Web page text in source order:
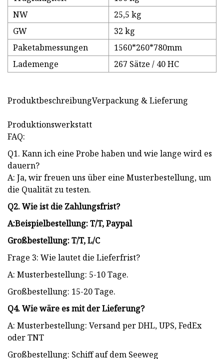
NW
25,5 kg
GW
32 kg
Paketabmessungen
1560*260*780mm
Lademenge
267 Sätze / 40 HC
ProduktbeschreibungVerpackung & Lieferung
Produktionswerkstatt
FAQ:
Q1. Kann ich eine Probe haben und wie lange wird es
dauern?
A: Ja, wir freuen uns über eine Musterbestellung, um
die Qualität zu testen.
Q2. Wie ist die Zahlungsfrist?
A:Beispielbestellung: T/T, Paypal
Großbestellung: T/T, L/C
Frage 3: Wie lautet die Lieferfrist?
A: Musterbestellung: 5-10 Tage.
Großbestellung: 15-20 Tage.
Q4. Wie wäre es mit der Lieferung?
A: Musterbestellung: Versand per DHL, UPS, FedEx
oder TNT
Großbestellung: Schiff auf dem Seeweg